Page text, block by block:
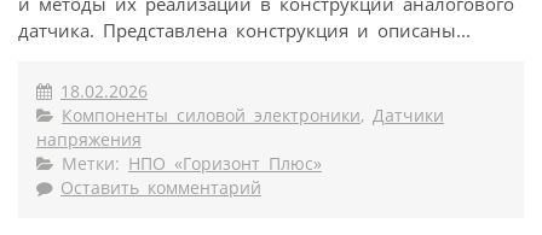
датчика. Представлена конструкция и описаны...
18.02.2026
Компоненты силовой электроники, Датчики
напряжения
Метки: НПО «Горизонт Плюс»
Оставить комментарий